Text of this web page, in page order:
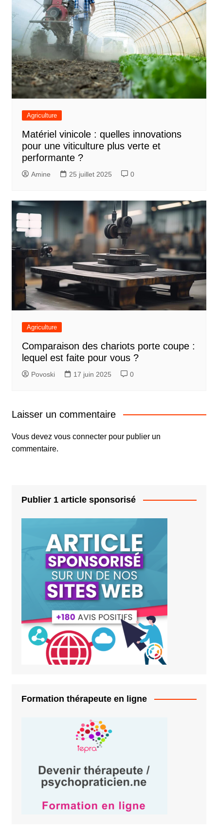
Agriculture
Matériel vinicole : quelles innovations
pour une viticulture plus verte et
performante ?
Amine 25 juillet 2025 0
Agriculture
Comparaison des chariots porte coupe :
lequel est faite pour vous ?
Povoski 17 juin 2025 0
Laisser un commentaire
Vous devez vous connecterpour publier un
commentaire.
Publier 1 article sponsorisé
Formation thérapeute en ligne